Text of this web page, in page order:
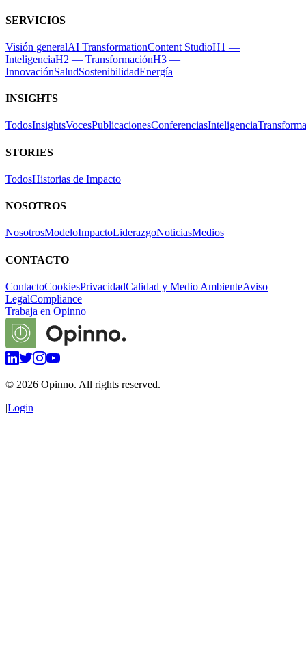
SERVICIOS
Visión generalAI TransformationContent StudioH1 —
InteligenciaH2 — TransformaciónH3 —
InnovaciónSaludSostenibilidadEnergía
INSIGHTS
TodosInsightsVocesPublicacionesConferenciasInteligencia
STORIES
TodosHistorias de Impacto
NOSOTROS
NosotrosModeloImpactoLiderazgoNoticiasMedios
CONTACTO
ContactoCookiesPrivacidadCalidad y Medio AmbienteAviso
LegalCompliance
Trabaja en Opinno
© 2026 Opinno. All rights reserved.
|Login